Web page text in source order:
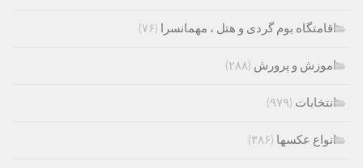
اقامتگاه بوم گردی و هتل ، مهمانسرا (۷۶)
اموزش و پرورش (۲۸۸)
انتخابات (۹۷۹)
انواع عکسها (۳۸۶)